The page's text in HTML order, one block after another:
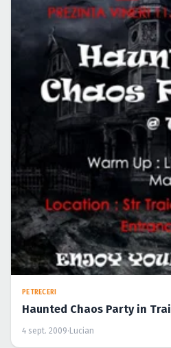
PETRECERI
Haunted Chaos Party in
4 sept. 2009· Lucian